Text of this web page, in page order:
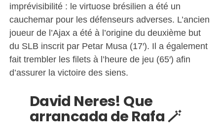
imprévisibilité : le virtuose brésilien a été un
cauchemar pour les défenseurs adverses. L’ancien
joueur de l’Ajax a été à l’origine du deuxième but
du SLB inscrit par Petar Musa (17′). Il a également
fait trembler les filets à l’heure de jeu (65′) afin
d’assurer la victoire des siens.
David Neres! Que
arrancada de Rafa 🪄